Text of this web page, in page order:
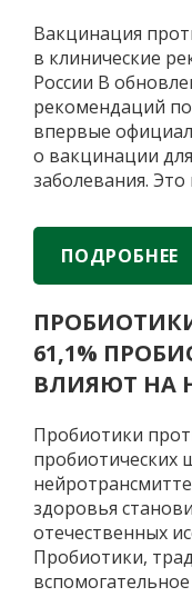
Вакцинация
в клинические
России В
рекомендаций
впервые
о вакцинации
заболевания.
медицинского
инфекция
терапия…
против
герпеса
в
России
ПОДРОБНЕЕ
61,1%
ВЛИЯЮТ НА
Пробиотики
здоровья
отечественных
Пробиотики,